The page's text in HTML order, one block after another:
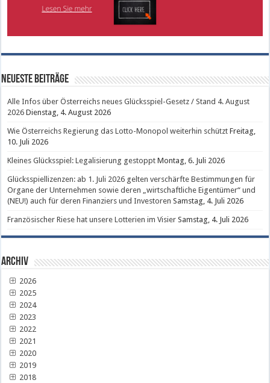
Neueste Beiträge
Alle Infos über Österreichs neues Glücksspiel-Gesetz / Stand 4. August
2026 Dienstag, 4. August 2026
Wie Österreichs Regierung das Lotto-Monopol weiterhin schützt Freitag,
10. Juli 2026
Kleines Glücksspiel: Legalisierung gestoppt Montag, 6. Juli 2026
Glücksspiellizenzen: ab 1. Juli 2026 gelten verschärfte Bestimmungen für
Organe der Unternehmen sowie deren „wirtschaftliche Eigentümer“ und
(NEU!) auch für deren Finanziers und Investoren Samstag, 4. Juli 2026
Französischer Riese hat unsere Lotterien im Visier Samstag, 4. Juli 2026
Archiv
2026
2025
2024
2023
2022
2021
2020
2019
2018